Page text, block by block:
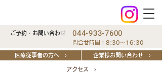
ご予約・お問い合わせ 044-933-7600
問合せ時間：8:30～16:30
企業様お問い合わせ ›
医療従事者の方へ ›
アクセス ›